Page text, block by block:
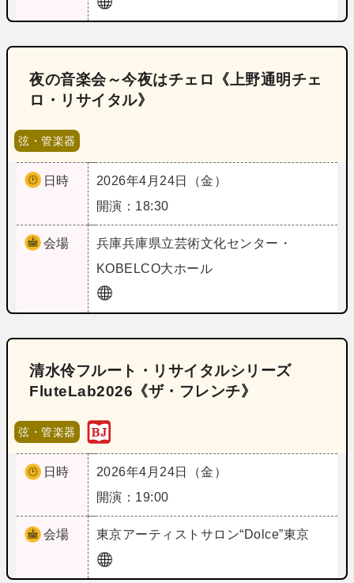
夜の音楽会～今夜はチェロ《上野通明チェ
ロ・リサイタル》
弦・管楽器
日時
2026年4月24日（金）
開演：18:30
会場 兵庫兵庫県立芸術文化センター・
KOBELCO大ホール
清水伶フルート・リサイタルシリーズ
FluteLab2026《ザ・フレンチ》
弦・管楽器
日時
2026年4月24日（金）
開演：19:00
会場 東京アーティストサロン“Dolce”東京